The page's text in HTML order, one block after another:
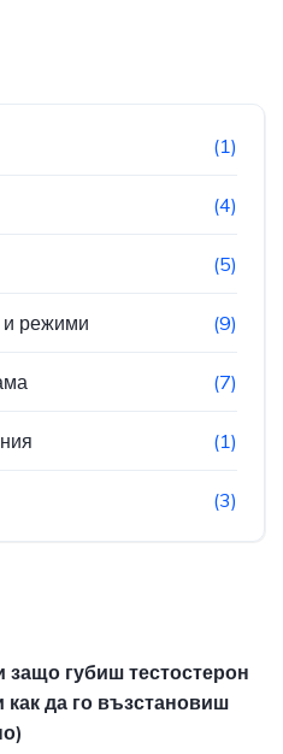
(1)
(4)
(5)
и режими (9)
(7)
(1)
(3)
защо губиш тестостерон
как да го възстановиш